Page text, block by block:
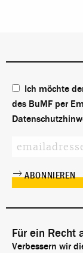
Ich möchte
des BuMF per
Für ein Recht
Verbessern wir